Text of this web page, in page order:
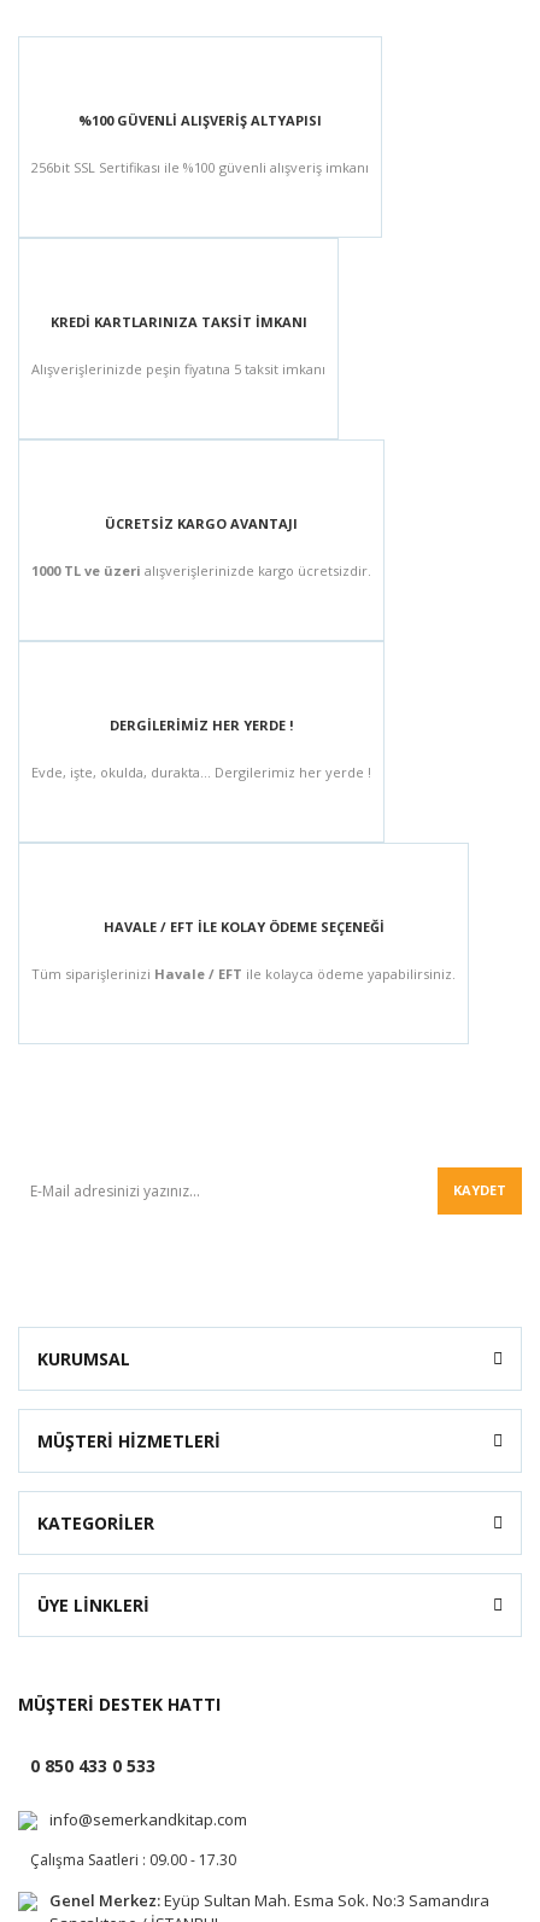
%100 GÜVENLİ ALIŞVERİŞ ALTYAPISI
256bit SSL Sertifikası ile %100 güvenli alışveriş imkanı
KREDİ KARTLARINIZA TAKSİT İMKANI
Alışverişlerinizde peşin fiyatına 5 taksit imkanı
ÜCRETSİZ KARGO AVANTAJI
1000 TL ve üzeri alışverişlerinizde kargo ücretsizdir.
DERGİLERİMİZ HER YERDE !
Evde, işte, okulda, durakta... Dergilerimiz her yerde !
HAVALE / EFT İLE KOLAY ÖDEME SEÇENEĞİ
Tüm siparişlerinizi Havale / EFT ile kolayca ödeme yapabilirsiniz.
KAYDET
KURUMSAL
MÜŞTERİ HİZMETLERİ
KATEGORİLER
ÜYE LİNKLERİ
MÜŞTERİ DESTEK HATTI
0 850 433 0 533
info@semerkandkitap.com
Çalışma Saatleri : 09.00 - 17.30
Genel Merkez:Eyüp Sultan Mah. Esma Sok. No:3 Samandıra